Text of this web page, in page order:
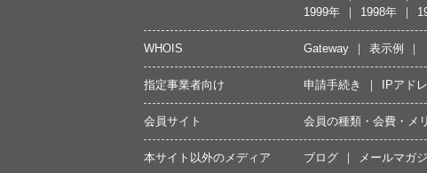
1999年
1998年
WHOIS Gateway 表示例
指定事業者向け 申請手続き IPアド
会員サイト 会員の種類・会費・メ
本サイト以外のメディア ブログ メールマガ